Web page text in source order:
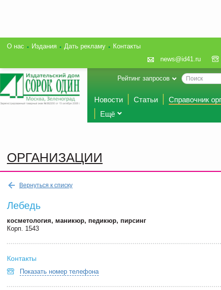
О нас Издания Дать рекламу
Контакты
news@id41.ru
Рейтинг запросов
Новости Статьи
Справочник
Ещё
ОРГАНИЗАЦИИ
Вернуться к списку
Лебедь
косметология, маникюр, педикюр, пирсинг
Корп. 1543
Контакты
Показать номер телефона